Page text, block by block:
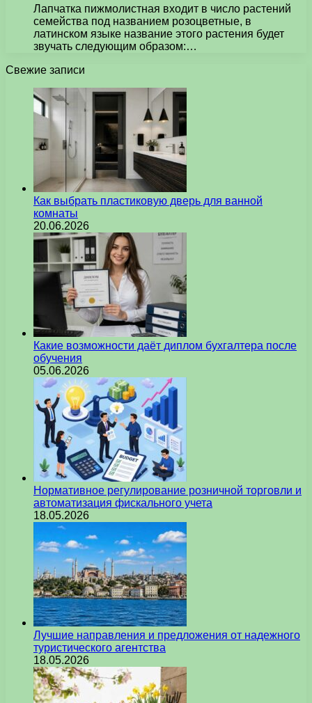
Лапчатка пижмолистная входит в число растений
семейства под названием розоцветные, в
латинском языке название этого растения будет
звучать следующим образом:…
Свежие записи
Как выбрать пластиковую дверь для ванной
комнаты
20.06.2026
Какие возможности даёт диплом бухгалтера после
обучения
05.06.2026
Нормативное регулирование розничной торговли и
автоматизация фискального учета
18.05.2026
Лучшие направления и предложения от надежного
туристического агентства
18.05.2026